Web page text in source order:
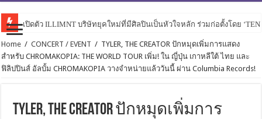
เปิดตัว ILLIMNT บริษัทยุคใหม่ที่มีศิลปินเป็นหัวใจหลัก ร่วมก่อตั้งโดย
Home / CONCERT / EVENT / TYLER, THE CREATOR ปักหมุดเพิ่มการแสดง
สำหรับ CHROMAKOPIA: THE WORLD TOUR เพิ่ม! ใน ญี่ปุ่น เกาหลีใต้ ไทย และ
ฟิลิปปินส์ อัลบั้ม CHROMAKOPIA วางจำหน่ายแล้ววันนี้ ผ่าน Columbia Records!
TYLER, THE CREATOR ปักหมุดเพิ่มการ